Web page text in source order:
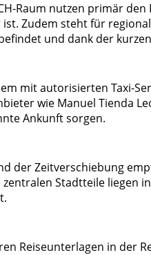
Raum nutzen primär
Zudem steht für
und dank der
mit autorisierten Taxi-
wie Manuel Tienda
Ankunft sorgen.
der Zeitverschiebung
Stadtteile liegen
Reiseunterlagen in der